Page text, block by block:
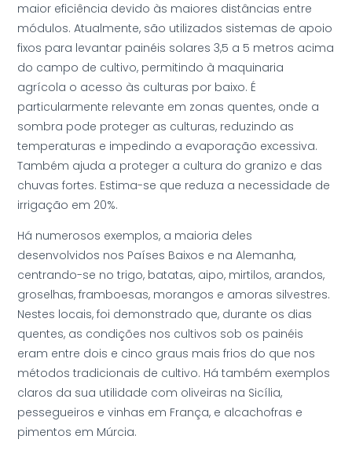
maior eficiência devido às maiores distâncias entre
módulos. Atualmente, são utilizados sistemas de apoio
fixos para levantar painéis solares 3,5 a 5 metros acima
do campo de cultivo, permitindo à maquinaria
agrícola o acesso às culturas por baixo. É
particularmente relevante em zonas quentes, onde a
sombra pode proteger as culturas, reduzindo as
temperaturas e impedindo a evaporação excessiva.
Também ajuda a proteger a cultura do granizo e das
chuvas fortes. Estima-se que reduza a necessidade de
irrigação em 20%.
Há numerosos exemplos, a maioria deles
desenvolvidos nos Países Baixos e na Alemanha,
centrando-se no trigo, batatas, aipo, mirtilos, arandos,
groselhas, framboesas, morangos e amoras silvestres.
Nestes locais, foi demonstrado que, durante os dias
quentes, as condições nos cultivos sob os painéis
eram entre dois e cinco graus mais frios do que nos
métodos tradicionais de cultivo. Há também exemplos
claros da sua utilidade com oliveiras na Sicília,
pessegueiros e vinhas em França, e alcachofras e
pimentos em Múrcia.